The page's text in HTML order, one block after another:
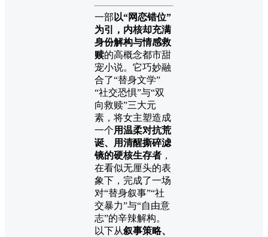
一部 以“网恋错位”
为引，内核却充满
身份解构与情感救
赎的高概念都市甜
宠小说。它巧妙融
合了“替身文学”
“社交恐惧”与“双
向救赎”三大元
素，将女主塑造成
一个用温柔对抗荒
诞、用清醒撕碎滤
镜的硬核生存者 ，
在看似无厘头的表
象下，完成了一场
对“替身叙事”“社
交暴力”与“自由意
志”的辛辣解构。
以下从叙事策略、